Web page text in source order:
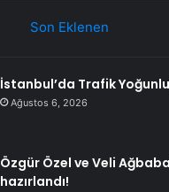
Son Eklenen
İstanbul’da Trafik
Ağustos 6, 2026
Özgür Özel ve Veli
hazırlandı!